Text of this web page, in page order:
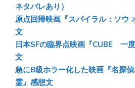
ネタバレあり）
原点回帰映画『スパイラル：ソウ
文
日本SFの臨界点映画『CUBE 一
文
急にB級ホラー化した映画『名探
霊』感想文